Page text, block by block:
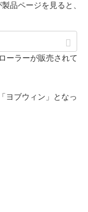
品ページを見ると、
リス、インド版のア
ーラーが販売されて
ヨブウィン」となっ